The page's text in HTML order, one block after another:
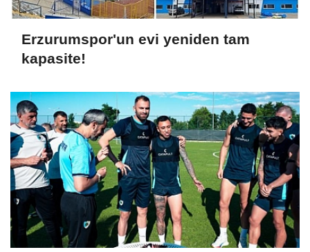
Erzurumspor'un evi yeniden tam
kapasite!